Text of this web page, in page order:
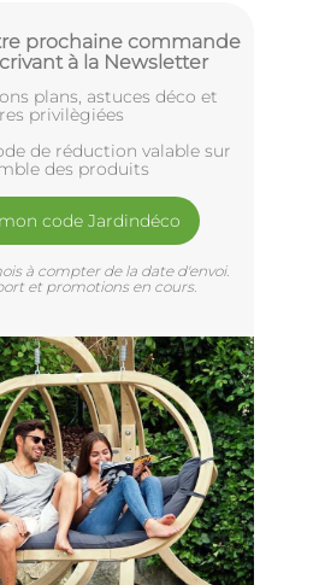
prochaine commande
à la Newsletter
plans, astuces déco et
privilègiées
de réduction valable sur
des produits
code Jardindéco
à compter de la date d'envoi.
et promotions en cours.